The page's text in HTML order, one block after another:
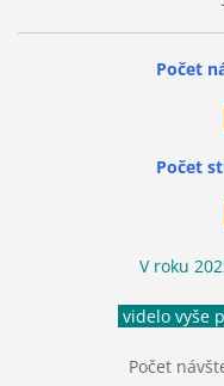
Počet
Počet
V roku
videlo vyše
Počet